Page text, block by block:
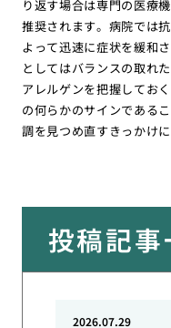
り返す場合は専門の医療
推奨されます。病院では
よって迅速に症状を緩和
としてはバランスの取れ
アレルゲンを把握してお
の何らかのサインである
調を見つめ直すきっかけに
投稿記事
2026.07.29